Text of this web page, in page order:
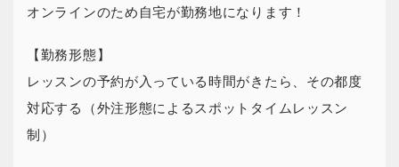
オンラインのため自宅が勤務地になります！
【勤務形態】
レッスンの予約が入っている時間がきたら、その都度
対応する（外注形態によるスポットタイムレッスン
制）